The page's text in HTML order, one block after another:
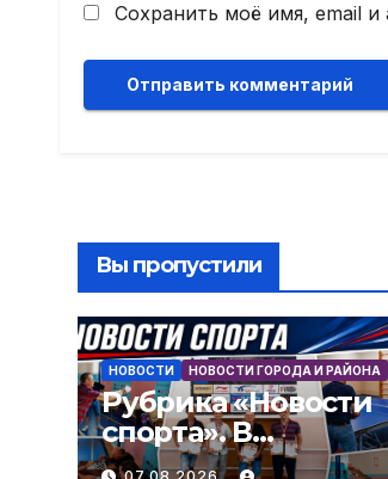
Сохранить моё имя, email
Вы пропустили
НОВОСТИ НОВОСТИ ГОРОДА И РАЙОНА
Рубрика «Новости
спорта». В
Миллерово